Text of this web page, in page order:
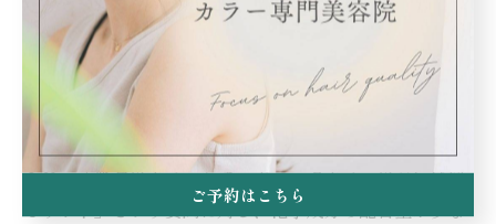
待できる植物エキスや天然オイルが多く含まれていま
す。これらの成分が髪の内部まで浸透し、髪の水分量を
保つことで、乾燥やパサつきを抑え、しっとりとした健
康的なツヤ髪へと導きます。
また、「普通のカラーとオーガニックカラーの違いは何
ですか？」という質問に対し、化学成分の配合量が少な
ご予約はこちら